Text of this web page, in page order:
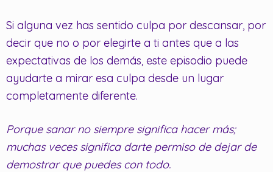
Si alguna vez has sentido culpa por descansar, por
decir que no o por elegirte a ti antes que a las
expectativas de los demás, este episodio puede
ayudarte a mirar esa culpa desde un lugar
completamente diferente.
Porque sanar no siempre significa hacer más;
muchas veces significa darte permiso de dejar de
demostrar que puedes con todo.